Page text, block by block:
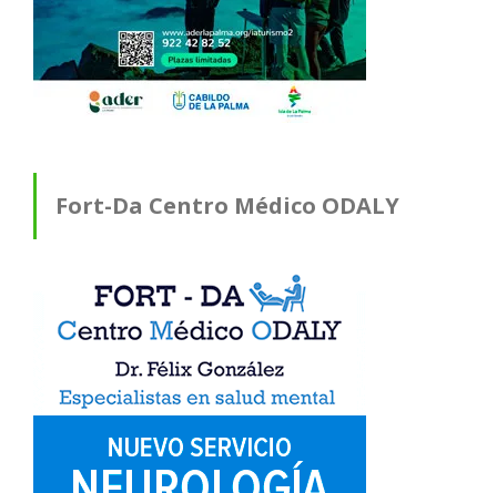
Fort-Da Centro Médico ODALY